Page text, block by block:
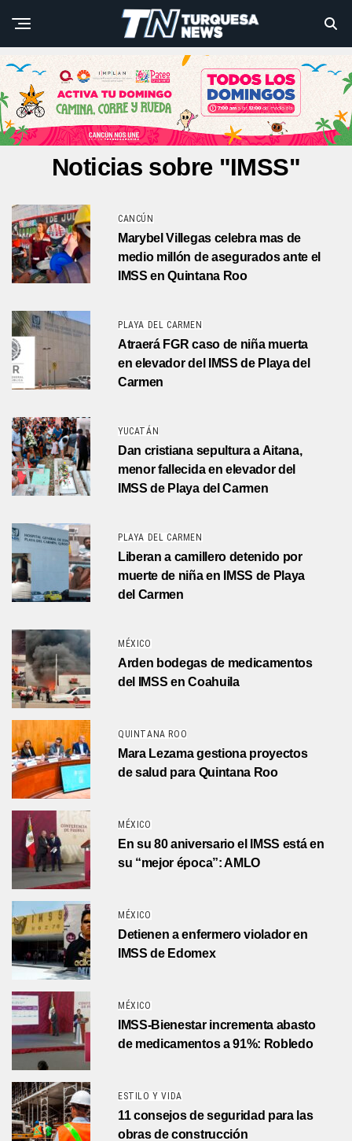
Noticias sobre "IMSS"
CANCÚN
Marybel Villegas celebra mas de
medio millón de asegurados ante el
IMSS en Quintana Roo
PLAYA DEL CARMEN
Atraerá FGR caso de niña muerta
en elevador del IMSS de Playa del
Carmen
YUCATÁN
Dan cristiana sepultura a Aitana,
menor fallecida en elevador del
IMSS de Playa del Carmen
PLAYA DEL CARMEN
Liberan a camillero detenido por
muerte de niña en IMSS de Playa
del Carmen
MÉXICO
Arden bodegas de medicamentos
del IMSS en Coahuila
QUINTANA ROO
Mara Lezama gestiona proyectos
de salud para Quintana Roo
MÉXICO
En su 80 aniversario el IMSS está en
su “mejor época”: AMLO
MÉXICO
Detienen a enfermero violador en
IMSS de Edomex
MÉXICO
IMSS-Bienestar incrementa abasto
de medicamentos a 91%: Robledo
ESTILO Y VIDA
11 consejos de seguridad para las
obras de construcción